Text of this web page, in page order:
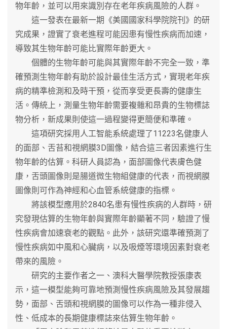
物年齡，並可以用來識別存在老年疾病風險的人群。
這一發表在最新一期《美國國家科學院院刊》的研
究成果，證實了衰老進程可能因患有慢性疾病而加速，
導致其生物年齡可能比實際年齡更大。
個體的生物年齡可能與其實際年齡不完全一致，準
確預測生物年齡有助於設計最佳生活方式，實現老年疾
病的精準檢測和及時干預，從而享受更長壽的健康生
活。傳統上，測量生物年齡需要複雜和昂貴的生物標誌
物分析，新成果則使這一過程變得更簡便和準確。
這項研究採用人工智能系統處理了11223名健康人
的面部、舌苔和視網膜3D圖像，結合這三者因素進行生
物年齡的估算。科研人員認為，面部圖像代表膚色健
康，舌頭圖像則是腸道微生物組健康的代表，而視網膜
圖像則可作為神經和心血管系統健康的指標。
將該模型應用於2840名患有慢性疾病的人群時，研
究發現估算的生物年齡與實際年齡顯著不同，驗證了慢
性疾病會加速衰老的觀點。此外，該研究還準確預測了
慢性疾病如中風和心臟病，以及吸煙等環境因素對衰老
帶來的風險。
研究的主要作者之一、澳科大醫學院教授張康表
示，這一模型能夠可靠地預測慢性疾病風險及其發展趨
勢，面部、舌頭和視網膜的圖像可以作為一種非侵入
性、低成本的長期健康標誌來估算生物年齡。